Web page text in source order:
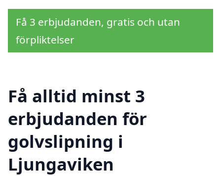
Få 3 erbjudanden, gratis och utan
förpliktelser
Få alltid minst 3
erbjudanden för
golvslipning i
Ljungaviken